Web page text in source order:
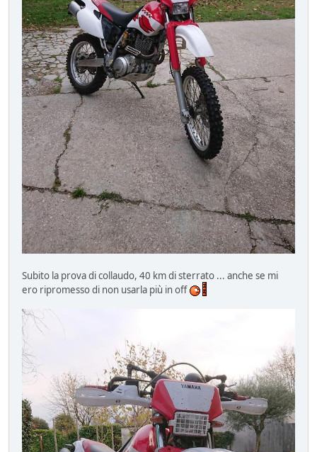
Subito la prova di collaudo, 40 km di sterrato ... anche se mi
ero ripromesso di non usarla più in off